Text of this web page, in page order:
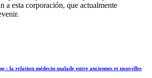
a esta corporación, que actualmente
: la relation médecin-malade entre anciennes et nouvelles